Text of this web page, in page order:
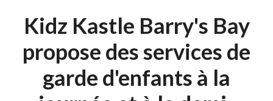
Kidz Kastle Barry's Bay
propose des services de
garde d'enfants à la